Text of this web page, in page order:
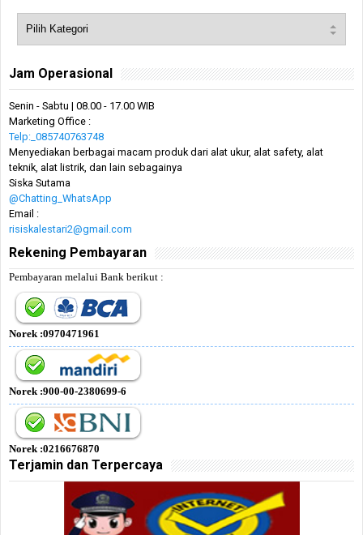
Jam Operasional
Senin - Sabtu | 08.00 - 17.00 WIB
Marketing Office :
Telp:_085740763748
Menyediakan berbagai macam produk dari alat ukur, alat safety, alat
teknik, alat listrik, dan lain sebagainya
Siska Sutama
@Chatting_WhatsApp
Email :
risiskalestari2@gmail.com
Rekening Pembayaran
Pembayaran melalui Bank berikut :
Norek :0970471961
Norek :900-00-2380699-6
Norek :0216676870
Terjamin dan Terpercaya